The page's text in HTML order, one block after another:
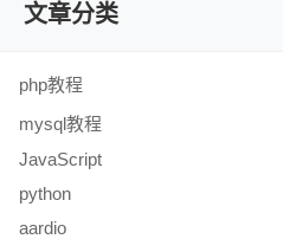
文章分类
php教程
mysql教程
JavaScript
python
aardio